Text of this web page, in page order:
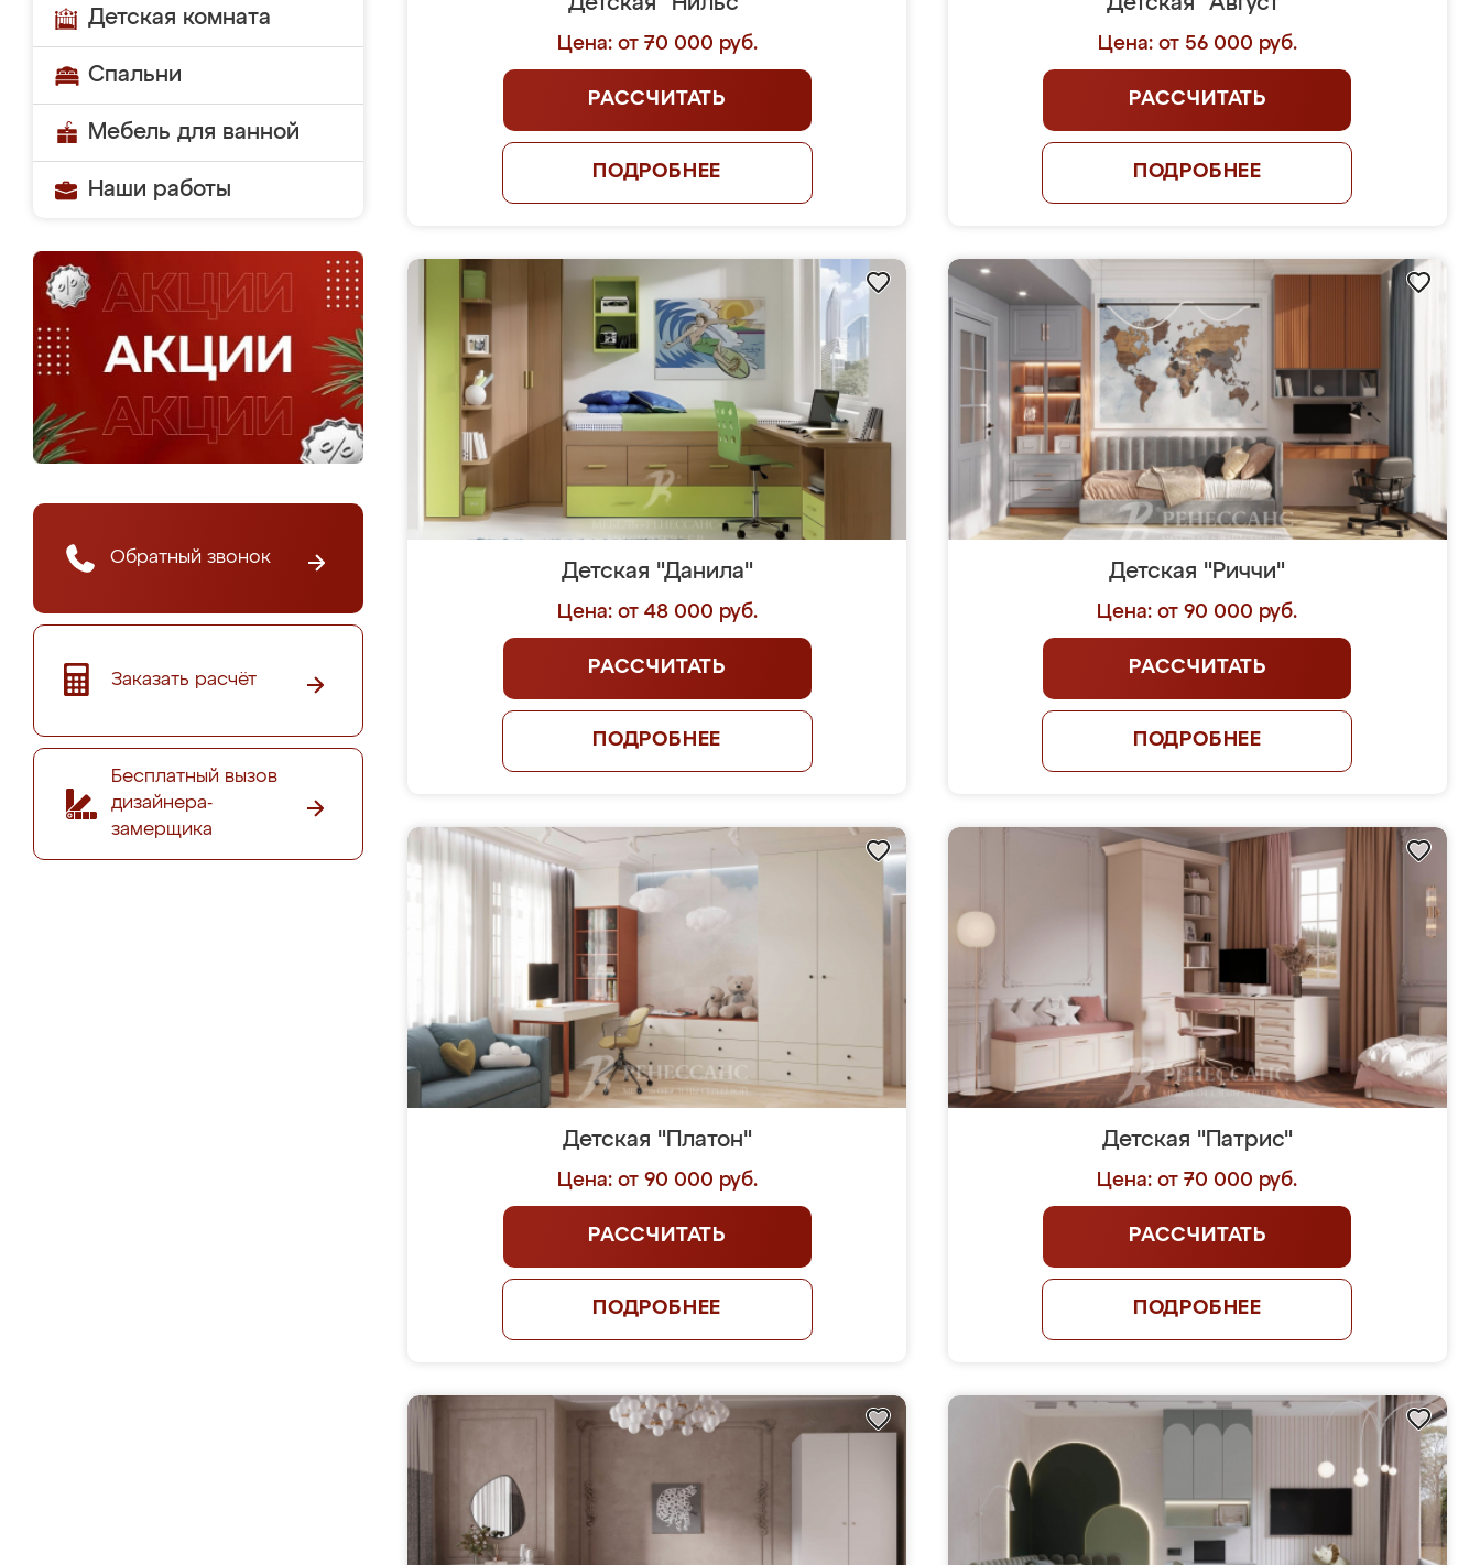
Детская комната
Спальни
Мебель для ванной
Наши работы
Обратный звонок
Заказать расчёт
Бесплатный вызов
дизайнера-
замерщика
Цена: от 70 000 руб.
РАССЧИТАТЬ
ПОДРОБНЕЕ
Цена: от 56 000 руб.
РАССЧИТАТЬ
ПОДРОБНЕЕ
Детская "Данила"
Цена: от 48 000 руб.
РАССЧИТАТЬ
ПОДРОБНЕЕ
Детская "Риччи"
Цена: от 90 000 руб.
РАССЧИТАТЬ
ПОДРОБНЕЕ
Детская "Платон"
Цена: от 90 000 руб.
РАССЧИТАТЬ
ПОДРОБНЕЕ
Детская "Патрис"
Цена: от 70 000 руб.
РАССЧИТАТЬ
ПОДРОБНЕЕ